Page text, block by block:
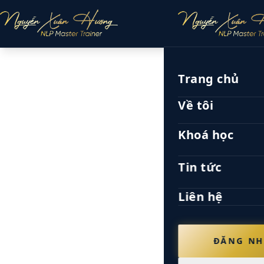
Trang chủ
Về tôi
Khoá học
Tin tức
Liên hệ
ĐĂNG